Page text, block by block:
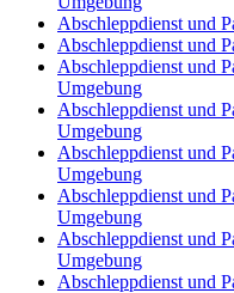
Abschleppdienst und
Abschleppdienst und
Abschleppdienst und
Umgebung
Abschleppdienst und
Umgebung
Abschleppdienst und
Umgebung
Abschleppdienst und
Umgebung
Abschleppdienst und
Umgebung
Abschleppdienst und